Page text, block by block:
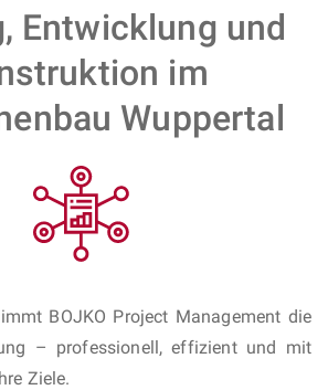
Entwicklung und
im
Wuppertal
BOJKO Project Management die
– professionell, effizient und mit
Ziele.